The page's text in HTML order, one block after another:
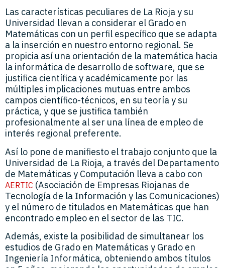
Las características peculiares de La Rioja y su
Universidad llevan a considerar el Grado en
Matemáticas con un perfil específico que se adapta
a la inserción en nuestro entorno regional. Se
propicia así una orientación de la matemática hacia
la informática de desarrollo de software, que se
justifica científica y académicamente por las
múltiples implicaciones mutuas entre ambos
campos científico-técnicos, en su teoría y su
práctica, y que se justifica también
profesionalmente al ser una línea de empleo de
interés regional preferente.
Así lo pone de manifiesto el trabajo conjunto que la
Universidad de La Rioja, a través del Departamento
de Matemáticas y Computación lleva a cabo con
AERTIC (Asociación de Empresas Riojanas de
Tecnología de la Información y las Comunicaciones)
y el número de titulados en Matemáticas que han
encontrado empleo en el sector de las TIC.
Además, existe la posibilidad de simultanear los
estudios de Grado en Matemáticas y Grado en
Ingeniería Informática, obteniendo ambos títulos